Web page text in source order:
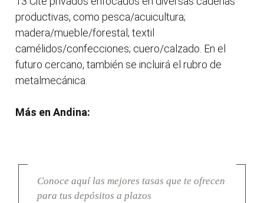
productivas, como pesca/acuicultura;
madera/mueble/forestal; textil
camélidos/confecciones; cuero/calzado. En el
futuro cercano, también se incluirá el rubro de
metalmecánica.
Más en Andina:
Conoce aquí las mejores tasas que te ofrecen
para tus depósitos a plazos